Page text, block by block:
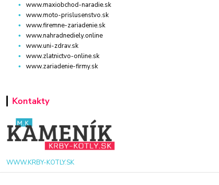
www.maxiobchod-naradie.sk
www.moto-prislusenstvo.sk
www.firemne-zariadenie.sk
www.nahradnediely.online
www.uni-zdrav.sk
www.zlatnictvo-online.sk
www.zariadenie-firmy.sk
Kontakty
WWW.KRBY-KOTLY.SK